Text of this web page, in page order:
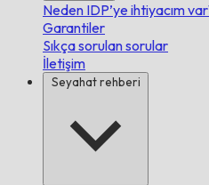
Neden IDP’ye ihtiyacım
Garantiler
Sıkça sorulan sorular
İletişim
Seyahat rehberi